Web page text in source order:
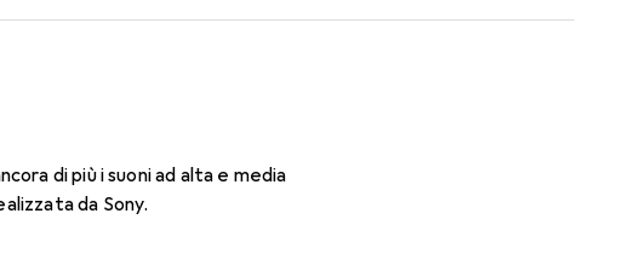
di più i suoni ad alta e media
da Sony.